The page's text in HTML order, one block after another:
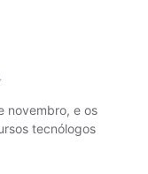
novembro, e os
tecnólogos